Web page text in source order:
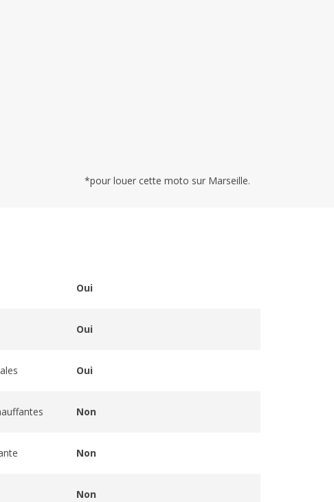
*pour louer cette moto sur Marseille.
Oui
Oui
Oui
Non
Non
Non